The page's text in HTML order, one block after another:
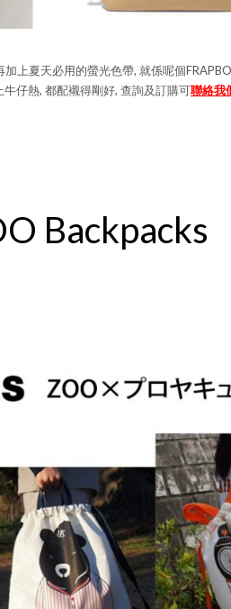
上夏天必用的螢光色帶, 就係呢個
仔熱, 都配襯得剛好, 查詢及訂購可聯絡我
Backpacks